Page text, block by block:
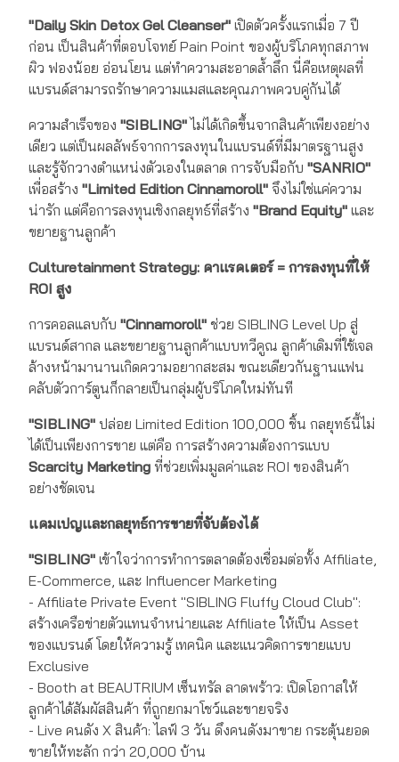
"Daily Skin Detox Gel Cleanser" เปิดตัวครั้งแรกเมื่อ 7 ปี
ก่อน เป็นสินค้าที่ตอบโจทย์ Pain Point ของผู้บริโภคทุกสภาพ
ผิว ฟองน้อย อ่อนโยน แต่ทำความสะอาดล้ำลึก นี่คือเหตุผลที่
แบรนด์สามารถรักษาความแมสและคุณภาพควบคู่กันได้
ความสำเร็จของ "SIBLING"ไม่ได้เกิดขึ้นจากสินค้าเพียงอย่าง
เดียว แต่เป็นผลลัพธ์จากการลงทุนในแบรนด์ที่มีมาตรฐานสูง
และรู้จักวางตำแหน่งตัวเองในตลาด การจับมือกับ "SANRIO"
เพื่อสร้าง "Limited Edition Cinnamoroll" จึงไม่ใช่แค่ความ
น่ารัก แต่คือการลงทุนเชิงกลยุทธ์ที่สร้าง "Brand Equity" และ
ขยายฐานลูกค้า
Culturetainment Strategy: คาแรคเตอร์ = การลงทุนที่ให้
ROI สูง
การคอลแลบกับ "Cinnamoroll" ช่วย SIBLING Level Up สู่
แบรนด์สากล และขยายฐานลูกค้าแบบทวีคูณ ลูกค้าเดิมที่ใช้เจล
ล้างหน้ามานานเกิดความอยากสะสม ขณะเดียวกันฐานแฟน
คลับตัวการ์ตูนก็กลายเป็นกลุ่มผู้บริโภคใหม่ทันที
"SIBLING" ปล่อย Limited Edition 100,000 ชิ้น กลยุทธ์นี้ไม่
ได้เป็นเพียงการขาย แต่คือ การสร้างความต้องการแบบ
Scarcity Marketing ที่ช่วยเพิ่มมูลค่าและ ROI ของสินค้า
อย่างชัดเจน
แคมเปญและกลยุทธ์การขายที่จับต้องได้
"SIBLING" เข้าใจว่าการทำการตลาดต้องเชื่อมต่อทั้ง Affiliate,
E-Commerce, และ Influencer Marketing
- Affiliate Private Event "SIBLING Fluffy Cloud Club":
สร้างเครือข่ายตัวแทนจำหน่ายและ Affiliate ให้เป็น Asset
ของแบรนด์ โดยให้ความรู้ เทคนิค และแนวคิดการขายแบบ
Exclusive
- Booth at BEAUTRIUM เซ็นทรัล ลาดพร้าว: เปิดโอกาสให้
ลูกค้าได้สัมผัสสินค้า ที่ถูกยกมาโชว์และขายจริง
- Live คนดัง X สินค้า: ไลฟ์ 3 วัน ดึงคนดังมาขาย กระตุ้นยอด
ขายให้ทะลัก กว่า 20,000 บ้าน